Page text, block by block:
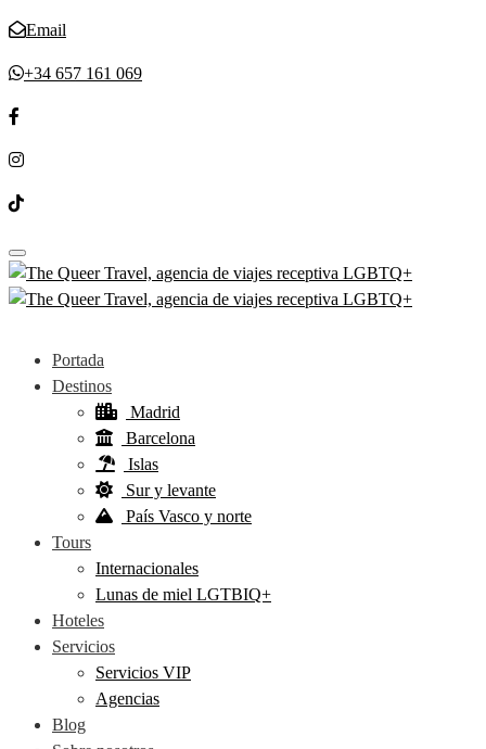
Email
+34 657 161 069
Toggle navigation
Portada
Destinos
Madrid
Barcelona
Islas
Sur y levante
País Vasco y norte
Tours
Internacionales
Lunas de miel LGTBIQ+
Hoteles
Servicios
Servicios VIP
Agencias
Blog